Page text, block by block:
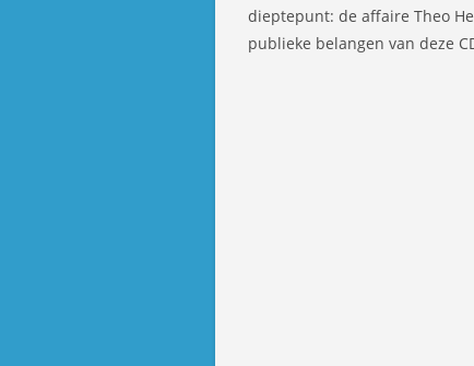
dieptepunt: de affaire Theo
publieke belangen van deze